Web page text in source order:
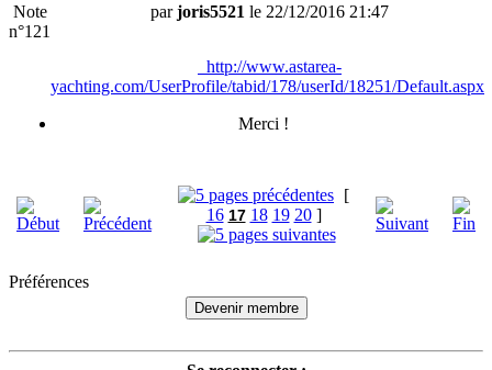
Note
n°121
parjoris5521 le 22/12/2016 21:47
http://www.astarea-
yachting.com/UserProfile/tabid/178/userId/18251/Default.aspx
Merci !
[
16 17 18 19 20]
Préférences
Devenir membre